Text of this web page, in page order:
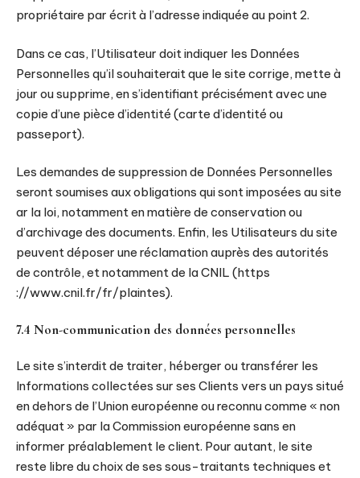
propriétaire par écrit à l’adresse indiquée au point 2.
Dans ce cas, l’Utilisateur doit indiquer les Données
Personnelles qu’il souhaiterait que le site corrige, mette à
jour ou supprime, en s’identifiant précisément avec une
copie d’une pièce d’identité (carte d’identité ou
passeport).
Les demandes de suppression de Données Personnelles
seront soumises aux obligations qui sont imposées au site
ar la loi, notamment en matière de conservation ou
d’archivage des documents. Enfin, les Utilisateurs du site
peuvent déposer une réclamation auprès des autorités
de contrôle, et notamment de la CNIL (https
://www.cnil.fr/fr/plaintes).
7.4 Non-communication des données personnelles
Le site s’interdit de traiter, héberger ou transférer les
Informations collectées sur ses Clients vers un pays situé
en dehors de l’Union européenne ou reconnu comme « non
adéquat » par la Commission européenne sans en
informer préalablement le client. Pour autant, le site
reste libre du choix de ses sous-traitants techniques et